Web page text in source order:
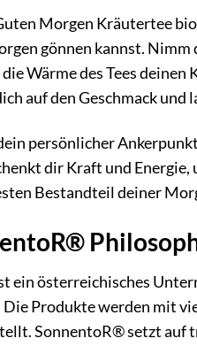
Morgen Kräutertee
gönnen kannst.
Wärme des Tees
auf den Geschmack und
persönlicher
dir Kraft und
Bestandteil deiner
ein österreichisches
Die Produkte werden mit
SonnentoR® setzt auf